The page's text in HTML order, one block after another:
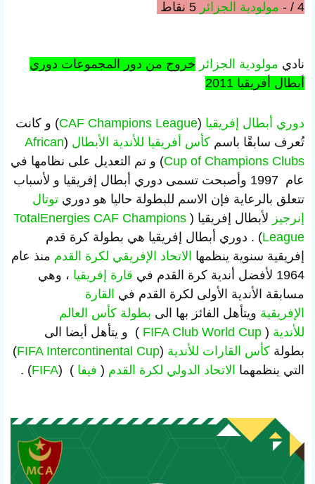
4 / - مولودية الجزائر
نادي مولودية الجزائر خروج من دور المجموعات دوري
أبطال أفريقيا 2011
دوري أبطال إفريقيا (
CAF Champions League)‏ و كانت
تُعرف سابقًا باسم كأس أفريقيا للأندية الأبطال (
African
Cup of Champions Clubs)‏ و تم التعديل على نظامها في
عام 1997 وأصبحت تسمى دوري أبطال إفريقيا و لأسباب
تتعلق بالرعاية فإن الاسم للبطولة حاليا هو دوري توتال
إنرجيز لأبطال إفريقيا ( TotalEnergies CAF Champions
League)‏ . دوري أبطال إفريقيا هي بطولة كرة قدم
إفريقية سنوية ينظمها الاتحاد الإفريقي لكرة القدم منذ عام
1964 لأفضل أندية كرة القدم في
قارة إفريقيا ، وهي
مسابقة الأندية الأولى لكرة القدم في القارة
الإفريقية ويتأهل الفائز بها الى بطولة كأس العالم
للأندية (
FIFA Club World Cup ) و يتأهل أيضا الى
بطولة كأس القارات للأندية (
FIFA Intercontinental Cup
)
التي ينظمهما الاتحاد الدولي لكرة القدم ( فيفا ) (
FIFA
) .